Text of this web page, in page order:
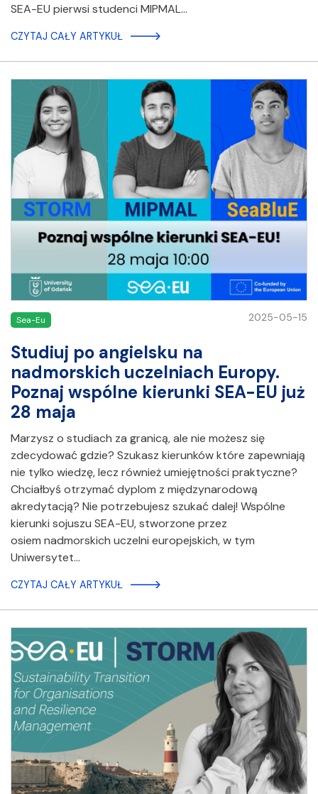
SEA-EU pierwsi studenci MIPMAL…
CZYTAJ CAŁY ARTYKUŁ
Sea-Eu 2025-05-15
Studiuj po angielsku na
nadmorskich uczelniach Europy.
Poznaj wspólne kierunki SEA-EU już
28 maja
Marzysz o studiach za granicą, ale nie możesz się
zdecydować gdzie? Szukasz kierunków które zapewniają
nie tylko wiedzę, lecz również umiejętności praktyczne?
Chciałbyś otrzymać dyplom z międzynarodową
akredytacją? Nie potrzebujesz szukać dalej! Wspólne
kierunki sojuszu SEA-EU, stworzone przez
osiem nadmorskich uczelni europejskich, w tym
Uniwersytet…
CZYTAJ CAŁY ARTYKUŁ